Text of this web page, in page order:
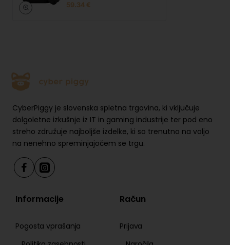
59.34 €
CyberPiggy je slovenska spletna trgovina, ki vključuje
dolgoletne izkušnje iz IT in gaming industrije ter pod eno
streho združuje najboljše izdelke, ki so trenutno na voljo
na nenehno spreminjajočem se trgu.
Informacije
Pogosta vprašanja
Račun
Prijava